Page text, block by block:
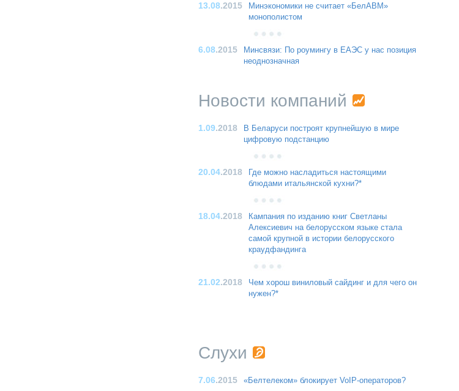
13.08.2015
Минэкономики не считает «БелАВМ»
монополистом
6.08.2015
Минсвязи: По роумингу в ЕАЭС у нас позиция
неоднозначная
Новости компаний
1.09.2018
В Беларуси построят крупнейшую в мире
цифровую подстанцию
20.04.2018
Где можно насладиться настоящими
блюдами итальянской кухни?*
18.04.2018
Кампания по изданию книг Светланы
Алексиевич на белорусском языке стала
самой крупной в истории белорусского
краудфандинга
21.02.2018
Чем хорош виниловый сайдинг и для чего он
нужен?*
Слухи
7.06.2015 «Белтелеком» блокирует VoIP-операторов?